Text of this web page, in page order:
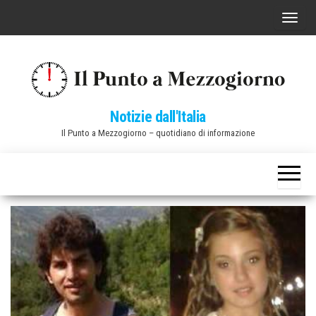
C
a
v
z
i
Notizie dall'Italia
Il Punto a Mezzogiorno – quotidiano di informazione